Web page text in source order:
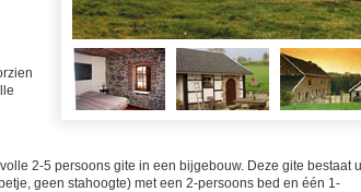
2-5 persoons gite in een bijgebouw. Deze gite bestaat
geen stahoogte) met een 2-persoons bed en één 1-